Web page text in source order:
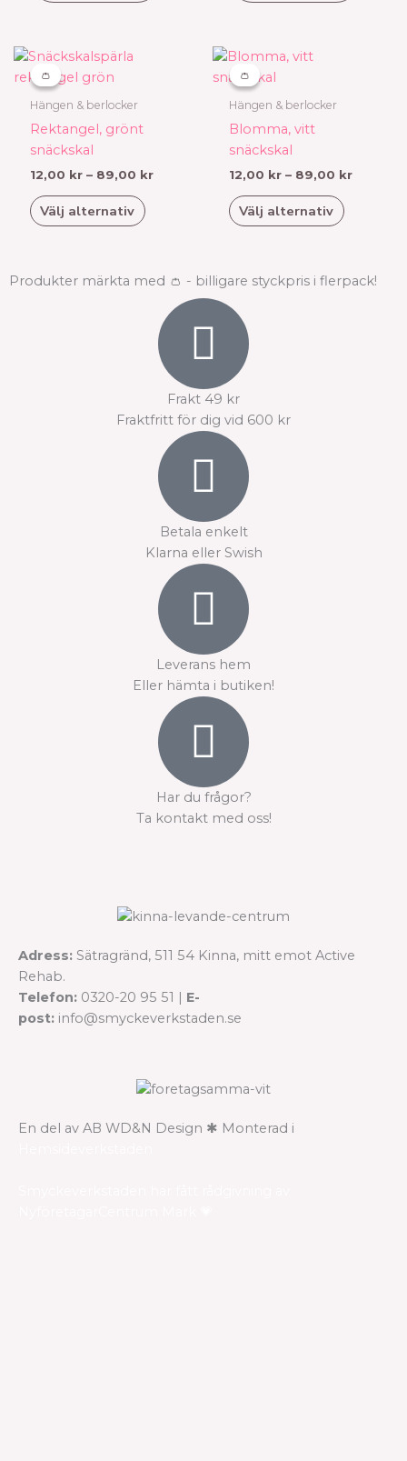
👛
👛
Hängen & berlocker
Rektangel, grönt
snäckskal
12,00 kr – 89,00 kr
Prisintervall:
Välj alternativ
Den
här
produkten
flera
varianter.
De
olika
alternativen
på
👛
👛
Hängen & berlocker
Blomma, vitt
snäckskal
12,00 kr – 89,00 kr
Välj alternativ
Den
här
produkten
flera
varianter.
De
olika
alternativen
på
produktsidan
Produkter märkta med 👛 - billigare styckpris i flerpack!
Frakt 49 kr
Fraktfritt för dig vid 600 kr
Betala enkelt
Klarna eller Swish
Leverans hem
Eller hämta i butiken!
Har du frågor?
Ta kontakt med oss!
Adress: Sätragränd, 511 54 Kinna, mitt emot Active
Rehab.
Telefon: 0320-20 95 51 | E-
post: info@smyckeverkstaden.se
En del av AB WD&N Design ✱ Monterad i